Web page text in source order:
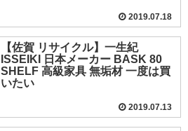
2019.07.18
【佐賀 リサイクル】一生紀
ISSEIKI 日本メーカー BASK 80
SHELF 高級家具 無垢材 一度は買
いたい
2019.07.13